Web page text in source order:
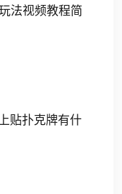
法视频教程简
贴扑克牌有什